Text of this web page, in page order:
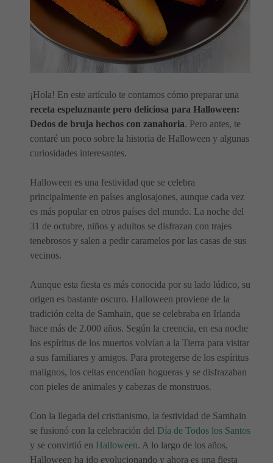
¡Hola! En este artículo te contamos cómo preparar una
receta espeluznante pero deliciosa para Halloween:
Dedos de bruja hechos con zanahoria. Pero antes, te
contaré un poco sobre la historia de Halloween y algunas
curiosidades interesantes.
Halloween es una festividad que se celebra
principalmente en países anglosajones, aunque cada vez
es más popular en otros países del mundo. La noche del
31 de octubre, niños y adultos se disfrazan con trajes
tenebrosos y salen a pedir caramelos por las casas de sus
vecinos.
Aunque esta fiesta es más conocida por su lado lúdico, su
origen es bastante oscuro. Halloween proviene de la
tradición celta de Samhain, que se celebraba en Irlanda
hace más de 2.000 años. Según la creencia, en esa noche
los espíritus de los muertos volvían a la Tierra para visitar
a sus familiares y amigos. Para protegerse de los espíritus
malignos, los celtas encendían hogueras y se disfrazaban
con pieles de animales y cabezas de monstruos.
Con la llegada del cristianismo, la festividad de Samhain
se fusionó con la celebración del Día de Todos los Santos
y se convirtió en Halloween. A lo largo de los años,
Halloween ha ido evolucionando y ahora es una fiesta